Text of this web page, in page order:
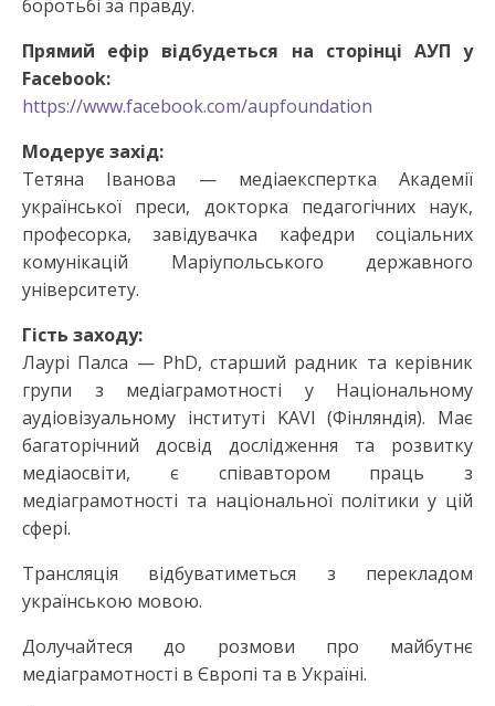
боротьбі за правду.
Прямий ефір відбудеться на сторінці АУП у
Facebook:
https://www.facebook.com/aupfoundation
Модерує захід:
Тетяна Іванова — медіаекспертка Академії
української преси, докторка педагогічних наук,
професорка, завідувачка кафедри соціальних
комунікацій Маріупольського державного
університету.
Гість заходу:
Лаурі Палса — PhD, старший радник та керівник
групи з медіаграмотності у Національному
аудіовізуальному інституті KAVI (Фінляндія). Має
багаторічний досвід дослідження та розвитку
медіаосвіти, є співавтором праць з
медіаграмотності та національної політики у цій
сфері.
Трансляція відбуватиметься з перекладом
українською мовою.
Долучайтеся до розмови про майбутнє
медіаграмотності в Європі та в Україні.